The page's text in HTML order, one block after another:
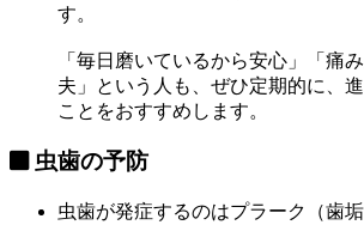
す。
「毎日磨いているから安心」「痛
夫」という人も、 ぜひ定期的に、
ことをおすすめします。
虫歯の予防
虫歯が発症するのはプラーク（歯